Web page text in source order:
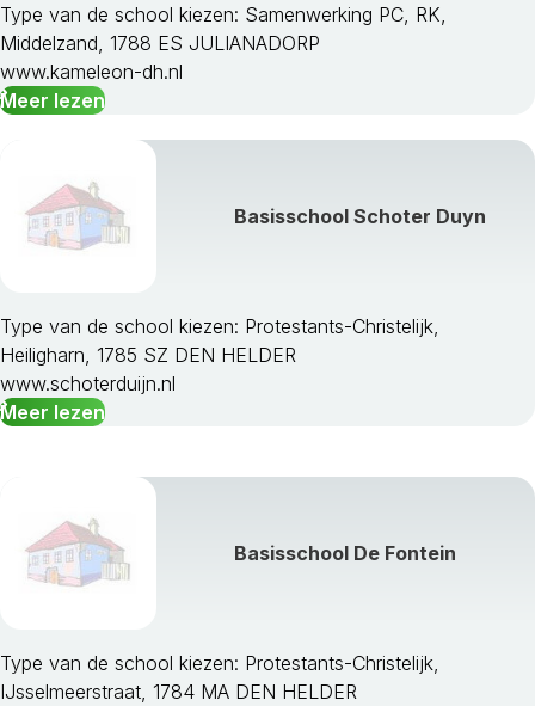
Type van de school kiezen: Samenwerking PC, RK,
Middelzand, 1788 ES JULIANADORP
www.kameleon-dh.nl
Meer lezen
Basisschool Schoter Duyn
Type van de school kiezen: Protestants-Christelijk,
Heiligharn, 1785 SZ DEN HELDER
www.schoterduijn.nl
Meer lezen
Basisschool De Fontein
Type van de school kiezen: Protestants-Christelijk,
IJsselmeerstraat, 1784 MA DEN HELDER